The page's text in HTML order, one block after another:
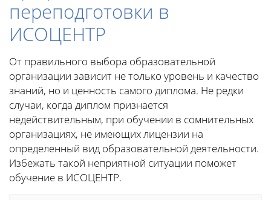
переподготовки в
ИСОЦЕНТР
От правильного выбора образовательной
организации зависит не только уровень и качество
знаний, но и ценность самого диплома. Не редки
случаи, когда диплом признается
недействительным, при обучении в сомнительных
организациях, не имеющих лицензии на
определенный вид образовательной деятельности.
Избежать такой неприятной ситуации поможет
обучение в ИСОЦЕНТР.